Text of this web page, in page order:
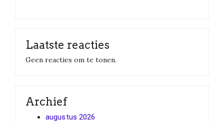
Laatste reacties
Geen reacties om te tonen.
Archief
augustus 2026